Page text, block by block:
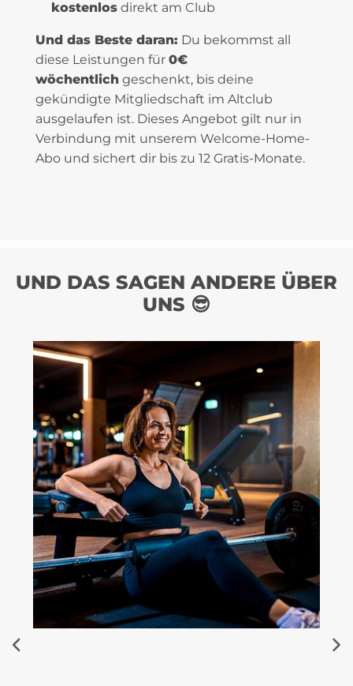
kostenlos direkt am Club
Und das Beste daran: Du bekommst all
diese Leistungen für 0€
wöchentlich geschenkt, bis deine
gekündigte Mitgliedschaft im Altclub
ausgelaufen ist. Dieses Angebot gilt nur in
Verbindung mit unserem Welcome-Home-
Abo und sichert dir bis zu 12 Gratis-Monate.
UND DAS SAGEN ANDERE ÜBER
UNS 😎